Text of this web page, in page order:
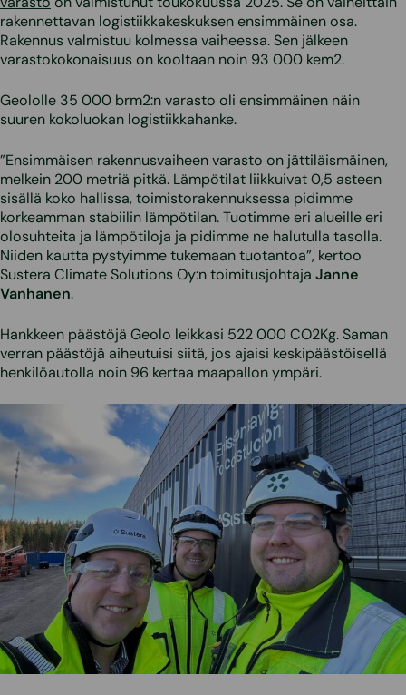
rakennettavan logistiikkakeskuksen ensimmäinen osa.
Rakennus valmistuu kolmessa vaiheessa. Sen jälkeen
varastokokonaisuus on kooltaan noin 93 000 kem2.
Geololle 35 000 brm2:n varasto oli ensimmäinen näin
suuren kokoluokan logistiikkahanke.
”Ensimmäisen rakennusvaiheen varasto on jättiläismäinen,
melkein 200 metriä pitkä. Lämpötilat liikkuivat 0,5 asteen
sisällä koko hallissa, toimistorakennuksessa pidimme
korkeamman stabiilin lämpötilan. Tuotimme eri alueille eri
olosuhteita ja lämpötiloja ja pidimme ne halutulla tasolla.
Niiden kautta pystyimme tukemaan tuotantoa”, kertoo
Sustera Climate Solutions Oy:n toimitusjohtaja Janne
Vanhanen.
Hankkeen päästöjä Geolo leikkasi 522 000 CO2Kg. Saman
verran päästöjä aiheutuisi siitä, jos ajaisi keskipäästöisellä
henkilöautolla noin 96 kertaa maapallon ympäri.